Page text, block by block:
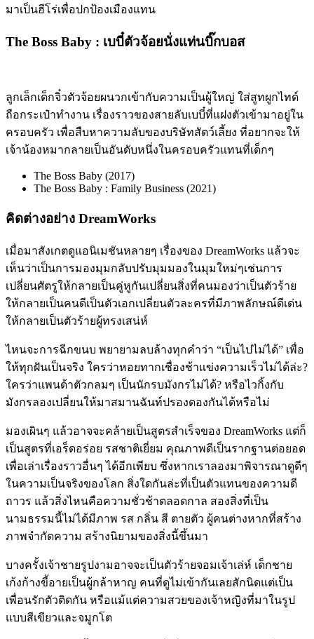
มาเป็นฮีโร่เพื่อปกป้องเมืองแทน
The Boss Baby : เบบี๋ตัวจ้อยนั่งแท่นบิ๊กบอส
ลูกเล็กเด็กจิ๋วตัวจ้อยผนวกเข้ากับความเป็นผู้ใหญ่ ใส่สูทผูกไทด์
ถือกระเป๋าทำงาน เรื่องราวของสายลับเบบี๋ที่แฝงตัวเข้ามาอยู่ใน
ครอบครัว เพื่อสืบหาความลับของบริษัทสัตว์เลี้ยง ที่อยากจะให้
เจ้าน้องหมากลายเป็นอันดับหนึ่งในครอบครัวแทนที่เด็กๆ
The Boss Baby (2017)
The Boss Baby : Family Business (2021)
คิดต่างอย่าง DreamWorks
เมื่อมาสังเกตดูแอนิเมชันหลายๆ เรื่องของ DreamWorks แล้วจะ
เห็นว่าเป็นการมองมุมกลับปรับมุมมองในมุมใหม่ๆเช่นการ
เปลี่ยนศัตรูให้กลายเป็นคู่หูกันเปลี่ยนสิ่งที่คนมองว่าเป็นตัวร้าย
ให้กลายเป็นคนดีเป็นตัวเอกเปลี่ยนตัวละครที่มีภาพลักษณ์ดีเด่น
ให้กลายเป็นตัวร้ายผู้ทรงเสน่ห์
ไหนจะการฉีกขนบ พยายามลบล้างทุกคำว่า “เป็นไปไม่ได้” เพื่อ
ให้ทุกฝันเป็นจริง ใครว่าหอยทากเชื่องช้าแข่งความเร็วไม่ได้ล่ะ?
ใครว่าแพนด้าตัวกลมๆ เป็นนักรบมังกรไม่ได้? หรือไวกิ้งกับ
มังกรลองเปลี่ยนให้มาสมานฉันท์ปรองดองกันได้หรือไม่
มองเผินๆ แล้วอาจจะคล้ายเป็นสูตรสำเร็จของ DreamWorks แต่ก็
เป็นสูตรที่เอร็ดอร่อย รสชาติเยี่ยม คุณภาพดีเป็นรากฐานต่อยอด
เพื่อเล่าเรื่องราวอื่นๆ ได้อีกเพียบ ซึ่งหากเราลองมาพิจารณาดูดีๆ
ในความเป็นจริงของโลก สิ่งใดกันล่ะที่เป็นตัวแทนของความดี
ถาวร แล้วสิ่งไหนคือความชั่วช้าตลอดกาล สองสิ่งที่เป็น
นามธรรมนี้ไม่ได้มีภาพ รส กลิ่น สี ตายตัว ผู้คนต่างหากที่สร้าง
ภาพจำกัดความ สร้างนิยามของสิ่งนี้ขึ้นมา
บางครั้งเจ้าชายรูปงามอาจจะเป็นตัวร้ายจอมเจ้าเล่ห์ เด็กชาย
เก้งก้างขี้อายเป็นผู้กล้าหาญ คนที่ดูไม่เข้ากันเลยสักนิดแต่เป็น
เพื่อนรักตัวติดกัน หรือแม้แต่ความสวยของเจ้าหญิงที่มาในรูป
แบบสีเขียวและจมูกโต